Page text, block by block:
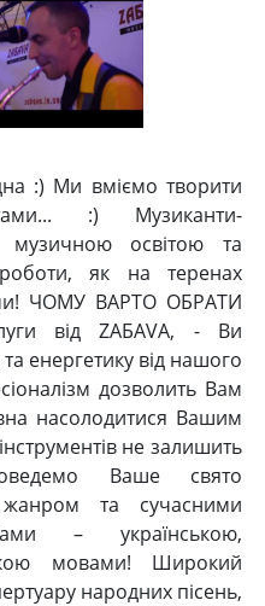
:) Ми вміємо творити
:) Музиканти-
освітою та
як на теренах
ЧОМУ ВАРТО ОБРАТИ
від ZAБAVA, - Ви
енергетику від нашого
дозволить Вам
насолодитися Вашим
не залишить
Ваше свято
та сучасними
– українською,
мовами! Широкий
народних пісень,